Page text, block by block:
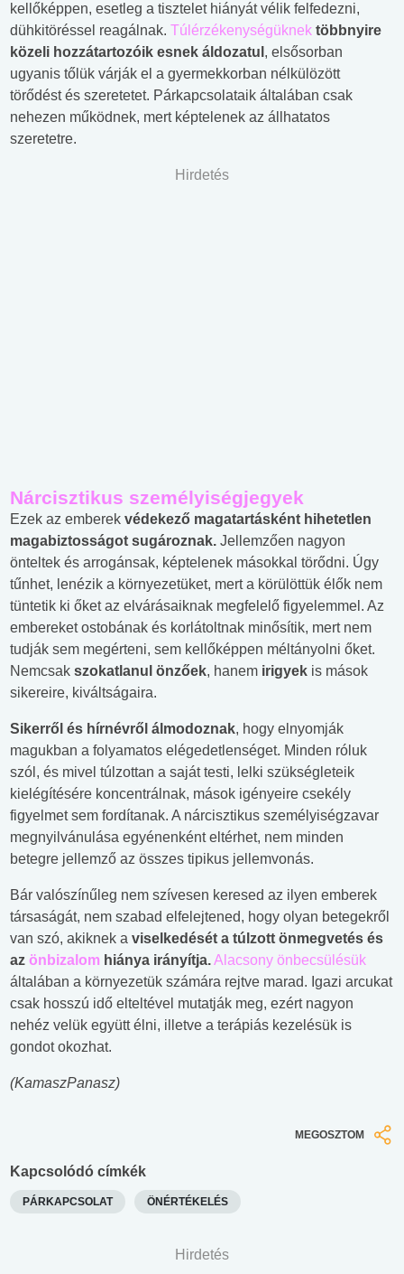
kellőképpen, esetleg a tisztelet hiányát vélik felfedezni,
dühkitöréssel reagálnak. Túlérzékenységüknek többnyire
közeli hozzátartozóik esnek áldozatul , elsősorban
ugyanis tőlük várják el a gyermekkorban nélkülözött
törődést és szeretetet. Párkapcsolataik általában csak
nehezen működnek, mert képtelenek az állhatatos
szeretetre.
Hirdetés
Nárcisztikus személyiségjegyek
Ezek az emberek védekező magatartásként hihetetlen
magabiztosságot sugároznak. Jellemzően nagyon
önteltek és arrogánsak, képtelenek másokkal törődni. Úgy
tűnhet, lenézik a környezetüket, mert a körülöttük élők nem
tüntetik ki őket az elvárásaiknak megfelelő figyelemmel. Az
embereket ostobának és korlátoltnak minősítik, mert nem
tudják sem megérteni, sem kellőképpen méltányolni őket.
Nemcsak szokatlanul önzőek, hanem irigyek is mások
sikereire, kiváltságaira.
Sikerről és hírnévről álmodoznak, hogy elnyomják
magukban a folyamatos elégedetlenséget. Minden róluk
szól, és mivel túlzottan a saját testi, lelki szükségleteik
kielégítésére koncentrálnak, mások igényeire csekély
figyelmet sem fordítanak. A nárcisztikus személyiségzavar
megnyilvánulása egyénenként eltérhet, nem minden
betegre jellemző az összes tipikus jellemvonás.
Bár valószínűleg nem szívesen keresed az ilyen emberek
társaságát, nem szabad elfelejtened, hogy olyan betegekről
van szó, akiknek a viselkedését a túlzott önmegvetés és
az önbizalom hiánya irányítja.Alacsony önbecsülésük
általában a környezetük számára rejtve marad. Igazi arcukat
csak hosszú idő elteltével mutatják meg, ezért nagyon
nehéz velük együtt élni, illetve a terápiás kezelésük is
gondot okozhat.
(KamaszPanasz)
MEGOSZTOM
Kapcsolódó címkék
PÁRKAPCSOLAT ÖNÉRTÉKELÉS
Hirdetés